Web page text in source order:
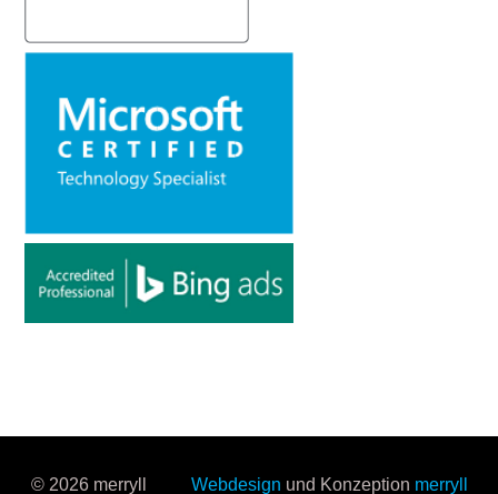
© 2026 merryll Webdesign und Konzeption merryll